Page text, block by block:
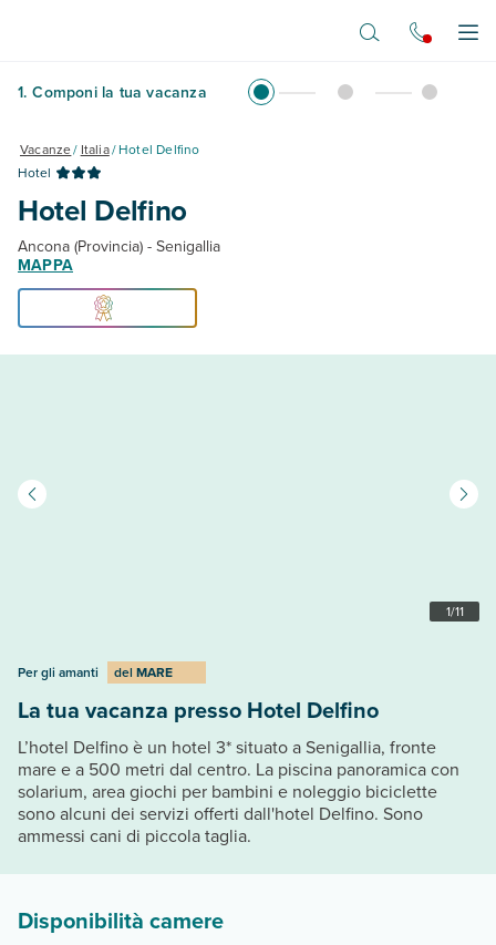
1. Componi la tua vacanza
Vacanze/ Italia/Hotel Delfino
Hotel
Hotel Delfino
Ancona (Provincia) - Senigallia
MAPPA
1/11
Per gli amanti del MARE
La tua vacanza presso Hotel Delfino
L’hotel Delfino è un hotel 3* situato a Senigallia, fronte
mare e a 500 metri dal centro. La piscina panoramica con
solarium, area giochi per bambini e noleggio biciclette
sono alcuni dei servizi offerti dall'hotel Delfino. Sono
ammessi cani di piccola taglia.
Disponibilità camere